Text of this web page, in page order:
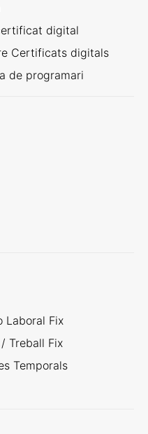
digital
Certificats digitals
de programari
Laboral Fix
Treball Fix
Temporals